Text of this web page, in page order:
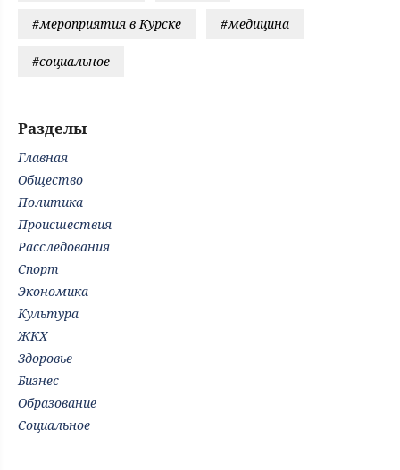
#мероприятия в Курске #медицина
#социальное
Разделы
Главная
Общество
Политика
Происшествия
Расследования
Спорт
Экономика
Культура
ЖКХ
Здоровье
Бизнес
Образование
Социальное